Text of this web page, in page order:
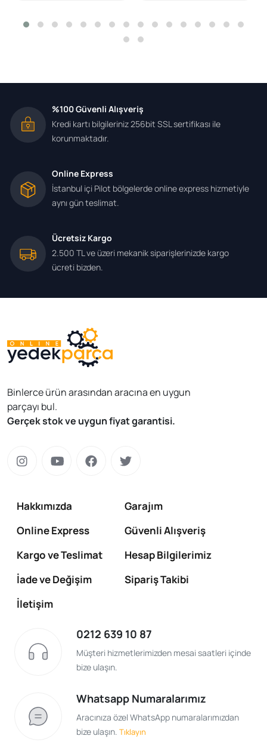
%100 Güvenli Alışveriş
Kredi kartı bilgileriniz 256bit SSL sertifikası ile
korunmaktadır.
Online Express
İstanbul içi Pilot bölgelerde online express hizmetiyle
aynı gün teslimat.
Ücretsiz Kargo
2.500 TL ve üzeri mekanik siparişlerinizde kargo
ücreti bizden.
Binlerce ürün arasından aracına en uygun
parçayı bul.
Gerçek stok ve uygun fiyat garantisi.
Hakkımızda
Garajım
Online Express
Güvenli Alışveriş
Kargo ve Teslimat
Hesap Bilgilerimiz
İade ve Değişim
Sipariş Takibi
İletişim
0212 639 10 87
Müşteri hizmetlerimizden mesai saatleri içinde
bize ulaşın.
Whatsapp Numaralarımız
Aracınıza özel WhatsApp numaralarımızdan
bize ulaşın. Tıklayın